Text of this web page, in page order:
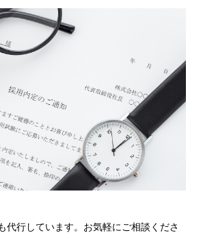
代行しています。お気軽にご相談くださ